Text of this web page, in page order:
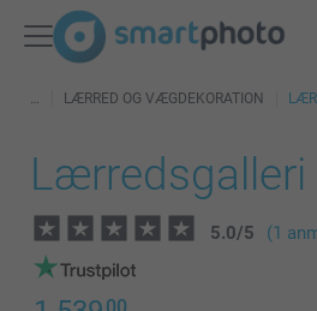
LÆRRED OG VÆGDEKORATION
Lærredsgalleri
5.0/5 (1